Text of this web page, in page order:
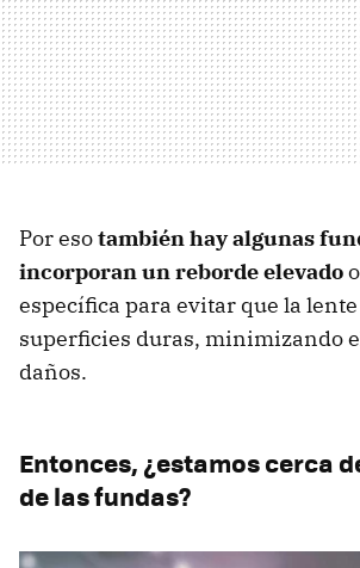
Por esotambién hay algunas
incorporan un reborde elevado
específica para evitar que la
superficies duras, minimizando
daños.
Entonces, ¿estamos cerca
de las fundas?